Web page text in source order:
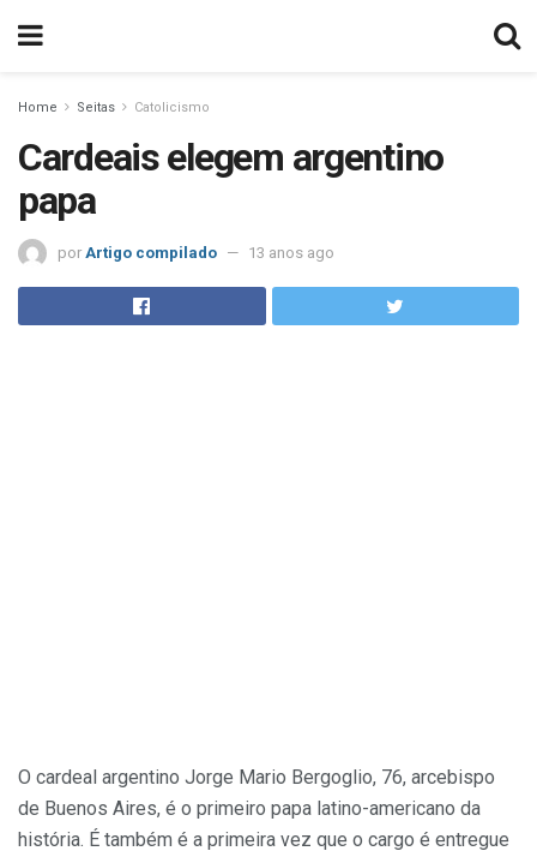
Home Seitas Catolicismo
Cardeais elegem argentino
papa
por Artigo compilado 13 anos ago
O cardeal argentino Jorge Mario Bergoglio, 76, arcebispo
de Buenos Aires, é o primeiro papa latino-americano da
história. É também é a primeira vez que o cargo é entregue